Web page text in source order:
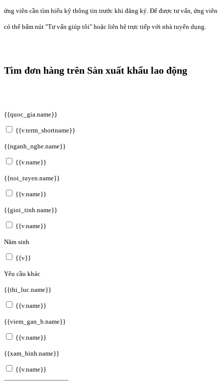
ứng viên cần tìm hiểu kỹ thông tin trước khi đăng ký. Để được tư vấn, ứng viên
có thể bấm nút "Tư vấn giúp tôi" hoặc liên hệ trực tiếp với nhà tuyển dụng.
Tìm đơn hàng trên Sàn xuất khẩu lao động
{{quoc_gia.name}}
{{v.term_shortname}}
{{nganh_nghe.name}}
{{v.name}}
{{noi_tuyen.name}}
{{v.name}}
{{gioi_tinh.name}}
{{v.name}}
Năm sinh
{{v}}
Yêu cầu khác
{{thi_luc.name}}
{{v.name}}
{{viem_gan_b.name}}
{{v.name}}
{{xam_hinh.name}}
{{v.name}}